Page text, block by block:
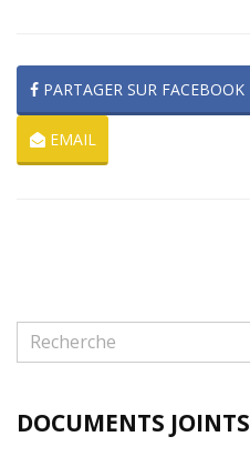
PARTAGER SUR FACEBOOK
EMAIL
DOCUMENTS JOINTS